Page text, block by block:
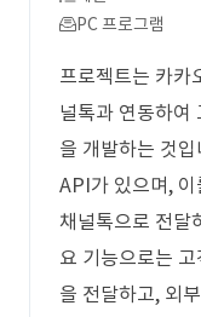
PC 프로그램
프로젝트는 카카
널톡과 연동하여
을 개발하는 것
API가 있으며,
채널톡으로 전달
요 기능으로는
을 전달하고, 외